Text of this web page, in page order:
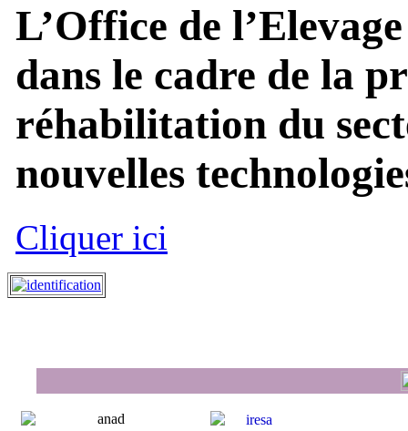
L’Office de
dans le cadre de la
réhabilitation du
nouvelles
Cliquer ici